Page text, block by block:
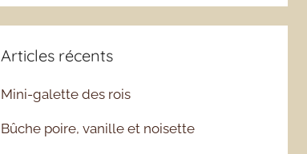
Articles récents
Mini-galette des rois
Bûche poire, vanille et noisette